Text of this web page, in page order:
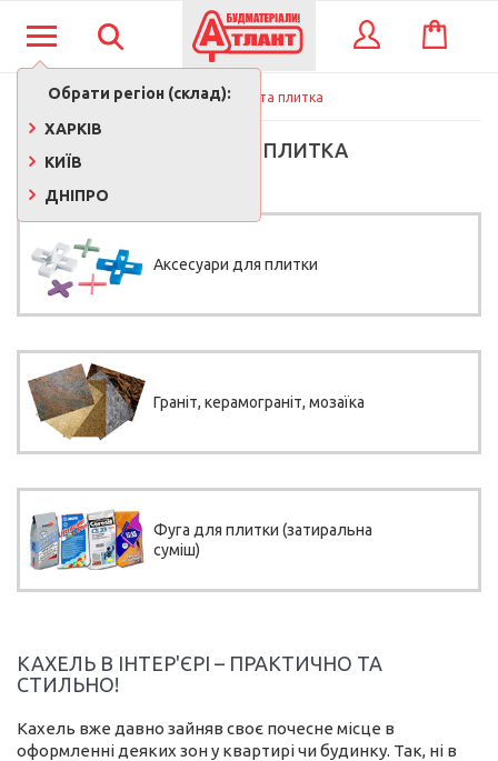
Обрати регіон (склад):
ХАРКІВ
КИЇВ
ДНІПРО
КОШИК
Кахель та плитка
КАХЕЛЬ ТА ПЛИТКА
Аксесуари для плитки
Граніт, керамограніт, мозаїка
Фуга для плитки (затиральна
суміш)
КАХЕЛЬ В ІНТЕР'ЄРІ – ПРАКТИЧНО ТА
СТИЛЬНО!
Кахель вже давно зайняв своє почесне місце в
оформленні деяких зон у квартирі чи будинку. Так, ні в